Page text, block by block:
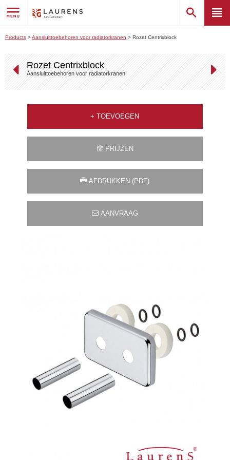
Products >Aansluittoebehoren voor radiatorkranen > Rozet Centrixblock
Rozet Centrixblock
Aansluittoebehoren voor radiatorkranen
+ TOEVOEGEN
PRIJZEN
AFDRUKKEN (PDF)
AANVRAAG